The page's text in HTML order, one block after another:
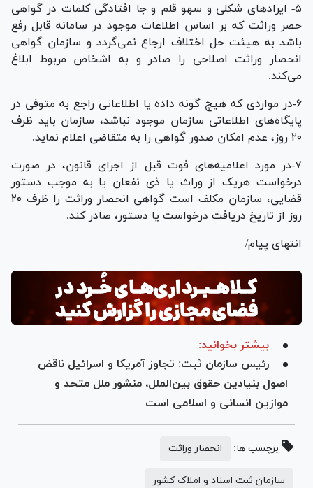
۵- ایراد‌های شکلی و سهو قلم و جا افتادگی کلمات در گواهی
حصر وراثت که بر اساس اطلاعات موجود در سامانه قابل رفع
باشد به هیئت حل اختلاف ارجاع نمی‌گردد و سازمان گواهی
انحصار وراثت اصلاحی را صادر و به اشخاص مربوط ابلاغ
می‌کند.
۶-در مواردی که هیچ گونه داده یا اطلاعاتی راجع به متوفی در
پایگاه‌های اطلاعاتی سازمان موجود نباشد، سازمان باید ظرف
۲۰ روز، عدم امکان صدور گواهی را به متقاضی اعلام نماید.
۷-در مورد اعلامیه‌های فوت قبل از اجرای قانون، در صورت
درخواست هریک از وراث یا ذی نفعان یا به موجب دستور
قضایی، سازمان مکلف است گواهی انحصار وراثت را ظرف ۲۰
روز از تاریخ دریافت درخواست یا دستور، صادر کند.
انتهای پیام/
بیشتر بخوانید:
رئیس سازمان ثبت: تجاوز آمریکا و اسرائیل ناقض
اصول بنیادین حقوق بین‌الملل، منشور ملل متحد و
موازین انسانی و اسلامی است
برچسب ها: انحصار وراثت
سازمان ثبت اسناد و املاک کشور